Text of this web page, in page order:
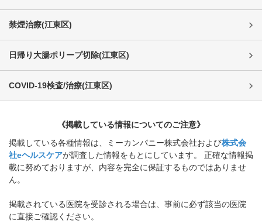
禁煙治療(江東区)
日帰り大腸ポリープ切除(江東区)
COVID-19検査/治療(江東区)
《掲載している情報についてのご注意》
掲載している各種情報は、ミーカンパニー株式会社および株式会
社eヘルスケアが調査した情報をもとにしています。 正確な情報掲
載に努めておりますが、内容を完全に保証するものではありませ
ん。
掲載されている医院を受診される場合は、事前に必ず該当の医院
に直接ご確認ください。